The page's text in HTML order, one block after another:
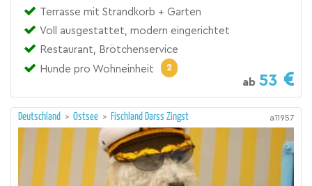
Terrasse mit Strandkorb + Garten
Voll ausgestattet, modern eingerichtet
Restaurant, Brötchenservice
Hunde pro Wohneinheit
2
ab 53
Deutschland > Ostsee > Fischland Darss Zingst a11957